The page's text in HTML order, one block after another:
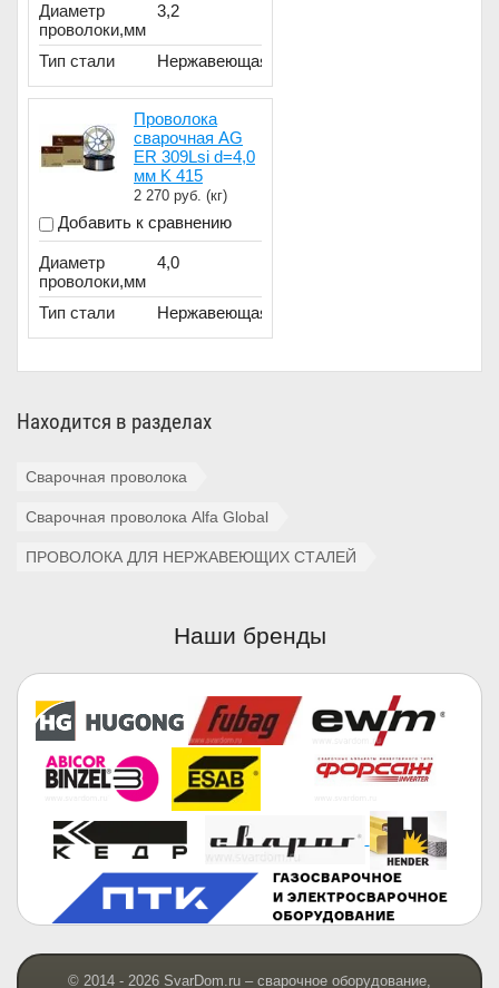
Диаметр
проволоки,мм
3,2
Тип стали Нержавеющая
Проволока
сварочная AG
ER 309Lsi d=4,0
мм K 415
2 270 руб. (кг)
Добавить к сравнению
Диаметр
проволоки,мм
4,0
Тип стали Нержавеющая
Находится в разделах
Сварочная проволока
Сварочная проволока Alfa Global
ПРОВОЛОКА ДЛЯ НЕРЖАВЕЮЩИХ СТАЛЕЙ
Наши бренды
© 2014 - 2026 SvarDom.ru – сварочное оборудование,